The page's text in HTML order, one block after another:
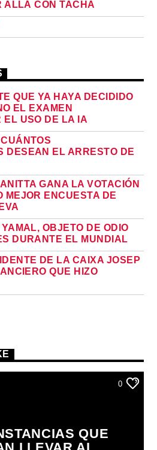
ALLÁ CON TACHA
QUE YA HAYA DECIDIDO
EL EXAMEN
EL USO DE LA IA
DESEAN EL ARRESTO DE
GANA LA VOTACIÓN
MEJOR ENCUESTA DE
OBJETO DE ODIO
DURANTE EL MUNDIAL
DE LA CAIXA JOSEP
QUE HIZO
0
QUE